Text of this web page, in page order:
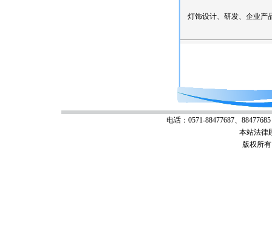
灯饰设计、研发、企业产
电话：0571-88477687、
本站法律
版权所